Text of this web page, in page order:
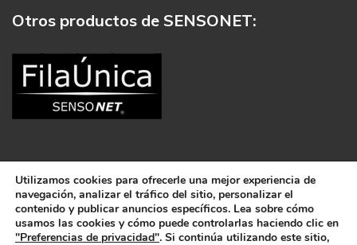
Otros productos de SENSONET:
SENSO NET© 2021 Todos los derechos reservados.Aviso
Utilizamos cookies para ofrecerle una mejor experiencia de
navegación, analizar el tráfico del sitio, personalizar el
contenido y publicar anuncios específicos. Lea sobre cómo
usamos las cookies y cómo puede controlarlas haciendo clic en
"Preferencias de privacidad". Si continúa utilizando este sitio,